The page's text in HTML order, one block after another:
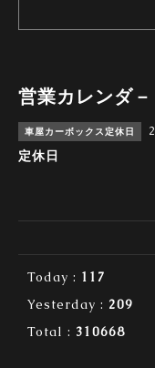
営業カレンダ－
車屋カーボックス定休日
定休日
Today : 117
Yesterday : 209
Total : 310668